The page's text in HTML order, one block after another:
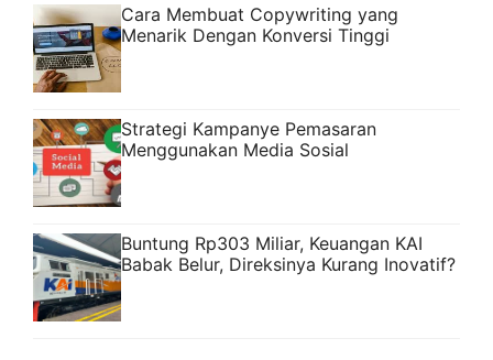
Cara Membuat Copywriting yang
Menarik Dengan Konversi Tinggi
Strategi Kampanye Pemasaran
Menggunakan Media Sosial
Buntung Rp303 Miliar, Keuangan KAI
Babak Belur, Direksinya Kurang Inovatif?